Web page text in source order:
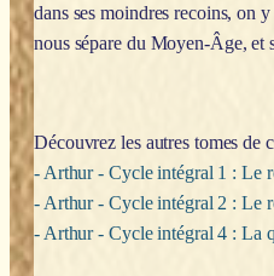
dans ses moindres recoins, on
nous sépare du Moyen-Âge, et
Découvrez les autres tomes de
- Arthur - Cycle intégral 1 : Le
- Arthur - Cycle intégral 2 : Le
- Arthur - Cycle intégral 4 : La